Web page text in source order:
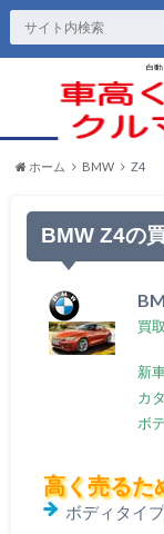
自
ホーム BMW Z4
BMW Z4の
買
新
カ
ボ
高く売るた
ボディタイ